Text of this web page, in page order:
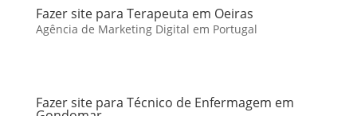
Fazer site para Terapeuta em Oeiras
Agência de Marketing Digital em Portugal
Fazer site para Técnico de Enfermagem em